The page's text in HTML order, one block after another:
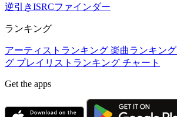
逆引きISRCファインダー
ランキング
アーティストランキング 楽曲ランキング
グ プレイリストランキング チャート
Get the apps